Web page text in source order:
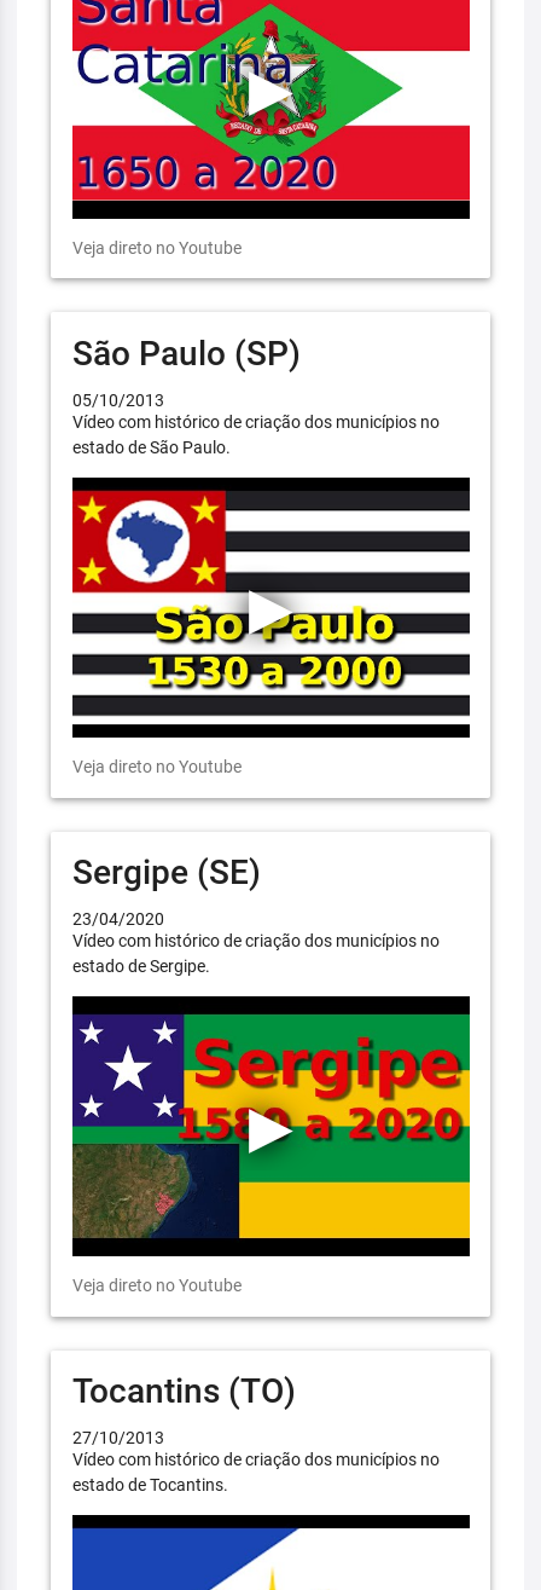
Veja direto no Youtube
São Paulo (SP)
05/10/2013
Vídeo com histórico de criação dos municípios no
estado de São Paulo.
Veja direto no Youtube
Sergipe (SE)
23/04/2020
Vídeo com histórico de criação dos municípios no
estado de Sergipe.
Veja direto no Youtube
Tocantins (TO)
27/10/2013
Vídeo com histórico de criação dos municípios no
estado de Tocantins.